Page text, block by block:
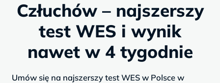
Człuchów – najszerszy
test WES i wynik
nawet w 4 tygodnie
Umów się na najszerszy test WES w Polsce w